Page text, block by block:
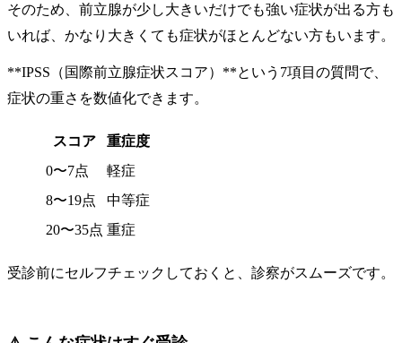
そのため、前立腺が少し大きいだけでも強い症状が出る方も
いれば、かなり大きくても症状がほとんどない方もいます。
**IPSS（国際前立腺症状スコア）**という7項目の質問で、
症状の重さを数値化できます。
スコア
重症度
0〜7点
軽症
8〜19点
中等症
20〜35点 重症
受診前にセルフチェックしておくと、診察がスムーズです。